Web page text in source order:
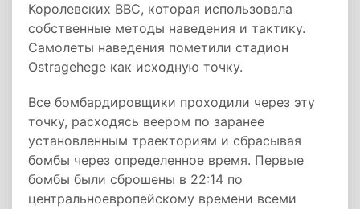
Королевских ВВС, которая использовала
собственные методы наведения и тактику.
Самолеты наведения пометили стадион
Ostragehege как исходную точку.
Все бомбардировщики проходили через эту
точку, расходясь веером по заранее
установленным траекториям и сбрасывая
бомбы через определенное время. Первые
бомбы были сброшены в 22:14 по
центральноевропейскому времени всеми